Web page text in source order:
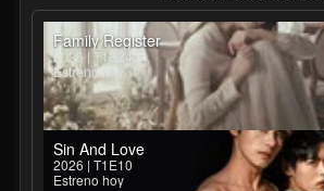
Family Register
2026 | T1E24
Estreno hoy
Sin And Love
2026 | T1E10
Estreno hoy